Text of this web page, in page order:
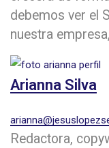
debemos ver el
nuestra
Arianna Silva
Redactora,